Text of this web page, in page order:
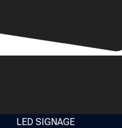
LED SIGNAGE